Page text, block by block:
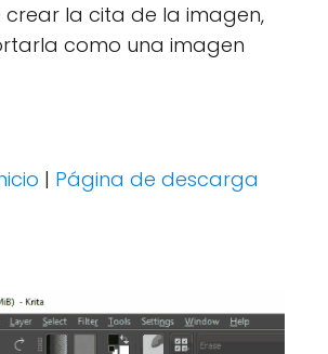
crear la cita de la imagen,
como una imagen
| Página de descarga